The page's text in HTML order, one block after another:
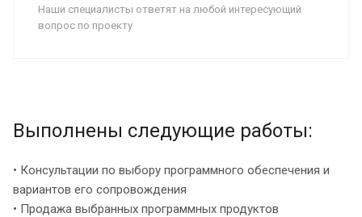
Наши специалисты ответят на любой интересующий
вопрос по проекту
Выполнены следующие работы:
• Консультации по выбору программного обеспечения и
вариантов его сопровождения
• Продажа выбранных программных продуктов